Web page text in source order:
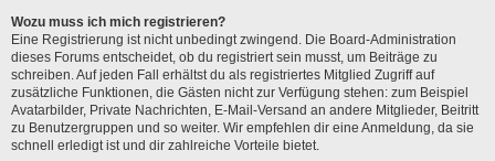
Wozu muss ich mich registrieren?
Eine Registrierung ist nicht unbedingt zwingend. Die Board-Administration
dieses Forums entscheidet, ob du registriert sein musst, um Beiträge zu
schreiben. Auf jeden Fall erhältst du als registriertes Mitglied Zugriff auf
zusätzliche Funktionen, die Gästen nicht zur Verfügung stehen: zum Beispiel
Avatarbilder, Private Nachrichten, E-Mail-Versand an andere Mitglieder, Beitritt
zu Benutzergruppen und so weiter. Wir empfehlen dir eine Anmeldung, da sie
schnell erledigt ist und dir zahlreiche Vorteile bietet.